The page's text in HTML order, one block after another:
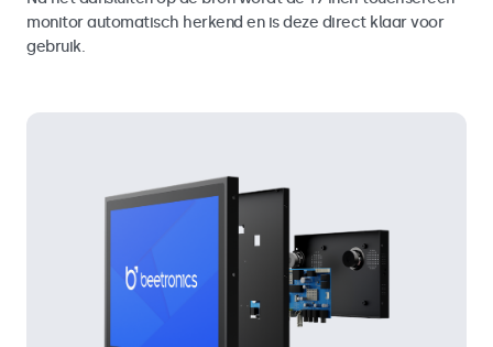
monitor automatisch herkend en is deze direct klaar voor
gebruik.